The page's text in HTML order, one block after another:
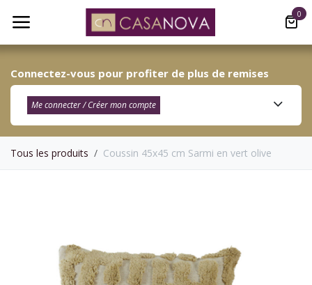
0
Connectez-vous pour profiter de plus de remises
Me connecter / Créer mon compte​
Tous les produits Coussin 45x45 cm Sarmi en vert olive